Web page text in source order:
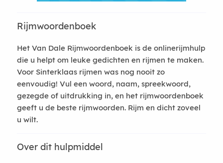
Rijmwoordenboek
Het Van Dale Rijmwoordenboek is de onlinerijmhulp
die u helpt om leuke gedichten en rijmen te maken.
Voor Sinterklaas rijmen was nog nooit zo
eenvoudig! Vul een woord, naam, spreekwoord,
gezegde of uitdrukking in, en het rijmwoordenboek
geeft u de beste rijmwoorden. Rijm en dicht zoveel
u wilt.
Over dit hulpmiddel